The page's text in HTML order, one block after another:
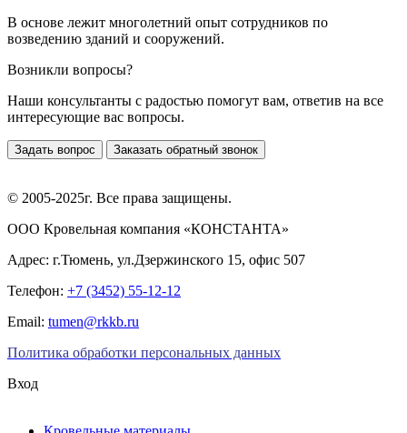
В основе лежит многолетний опыт сотрудников по
возведению зданий и сооружений.
Возникли вопросы?
Наши консультанты с радостью помогут вам, ответив на все
интересующие вас вопросы.
Задать вопрос Заказать обратный звонок
© 2005-2025г. Все права защищены.
ООО Кровельная компания «КОНСТАНТА»
Адрес: г.Тюмень, ул.Дзержинского 15, офис 507
Телефон: +7 (3452) 55-12-12
Email: tumen@rkkb.ru
Политика обработки персональных данных
Вход